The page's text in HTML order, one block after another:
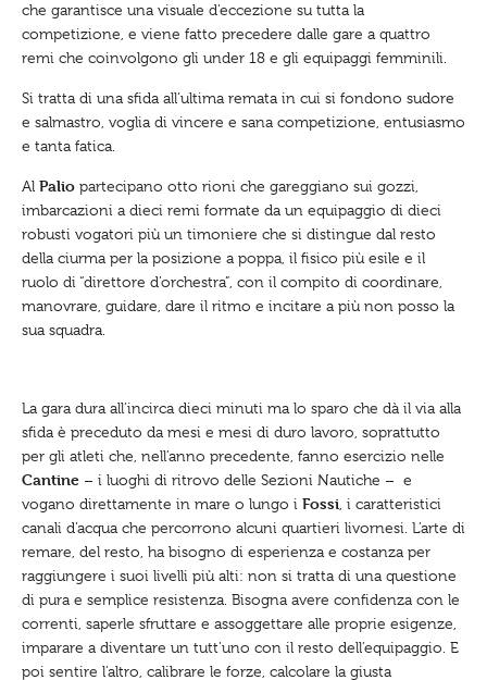
che garantisce una visuale d’eccezione su tutta la
competizione, e viene fatto precedere dalle gare a quattro
remi che coinvolgono gli under 18 e gli equipaggi femminili.
Si tratta di una sfida all’ultima remata in cui si fondono sudore
e salmastro, voglia di vincere e sana competizione, entusiasmo
e tanta fatica.
Al Palio partecipano otto rioni che gareggiano sui gozzi,
imbarcazioni a dieci remi formate da un equipaggio di dieci
robusti vogatori più un timoniere che si distingue dal resto
della ciurma per la posizione a poppa, il fisico più esile e il
ruolo di “direttore d’orchestra”, con il compito di coordinare,
manovrare, guidare, dare il ritmo e incitare a più non posso la
sua squadra.
La gara dura all’incirca dieci minuti ma lo sparo che dà il via alla
sfida è preceduto da mesi e mesi di duro lavoro, soprattutto
per gli atleti che, nell’anno precedente, fanno esercizio nelle
Cantine – i luoghi di ritrovo delle Sezioni Nautiche – e
vogano direttamente in mare o lungo i Fossi , i caratteristici
canali d’acqua che percorrono alcuni quartieri livornesi. L’arte di
remare, del resto, ha bisogno di esperienza e costanza per
raggiungere i suoi livelli più alti: non si tratta di una questione
di pura e semplice resistenza. Bisogna avere confidenza con le
correnti, saperle sfruttare e assoggettare alle proprie esigenze,
imparare a diventare un tutt’uno con il resto dell’equipaggio. E
poi sentire l’altro, calibrare le forze, calcolare la giusta